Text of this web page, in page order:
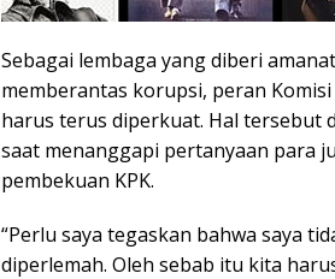
Sebagai lembaga yang diberi
memberantas korupsi, peran
harus terus diperkuat. Hal tersebut
saat menanggapi pertanyaan para
pembekuan KPK.
“Perlu saya tegaskan bahwa saya
diperlemah. Oleh sebab itu kita